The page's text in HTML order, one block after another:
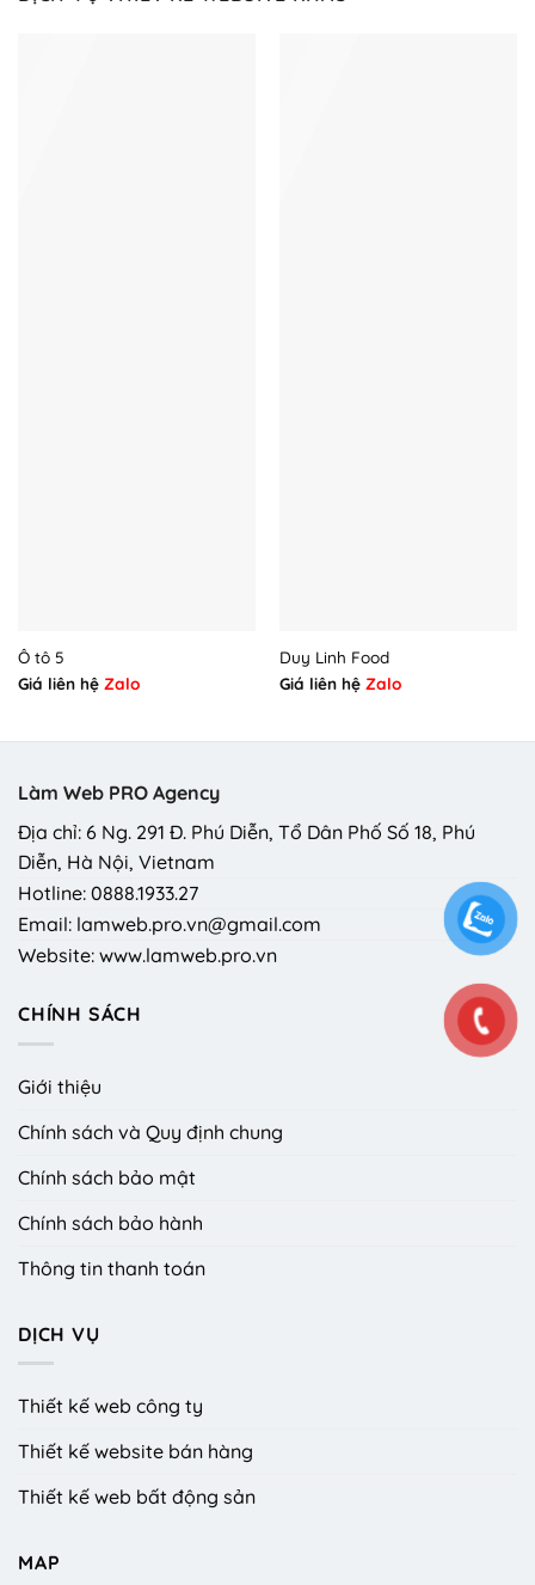
Ô tô 5
Giá liên hệ Zalo
Duy Linh Food
Giá liên hệ Zalo
Làm Web PRO Agency
Địa chỉ: 6 Ng. 291 Đ. Phú Diễn, Tổ Dân Phố Số 18, Phú
Diễn, Hà Nội, Vietnam
Hotline: 0888.1933.27
Email: lamweb.pro.vn@gmail.com
Website: www.lamweb.pro.vn
CHÍNH SÁCH
Giới thiệu
Chính sách và Quy định chung
Chính sách bảo mật
Chính sách bảo hành
Thông tin thanh toán
DỊCH VỤ
Thiết kế web công ty
Thiết kế website bán hàng
Thiết kế web bất động sản
MAP